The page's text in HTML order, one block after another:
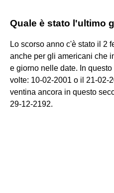
Quale è stato l'ultimo
Lo scorso anno c'è stato il 2
anche per gli americani che
e giorno nelle date. In
volte: 10-02-2001 o il 21-02-
ventina ancora in questo
29-12-2192.